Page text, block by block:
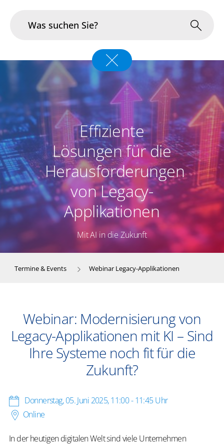
Branchen
Im Fokus
Portfolio
Infrastruktur & Betrieb
Über uns
Karriere
Blog
Effiziente
Lösungen für die
Herausforderungen
von Legacy-
Applikationen
Mit AI in die Zukunft
Termine & Events Webinar Legacy-Applikationen
Webinar: Modernisierung von
Legacy-Applikationen mit KI – Sind
Ihre Systeme noch fit für die
Zukunft?
Donnerstag, 05. Juni 2025,11:00 - 11:45 Uhr
Online
In der heutigen digitalen Welt sind viele Unternehmen